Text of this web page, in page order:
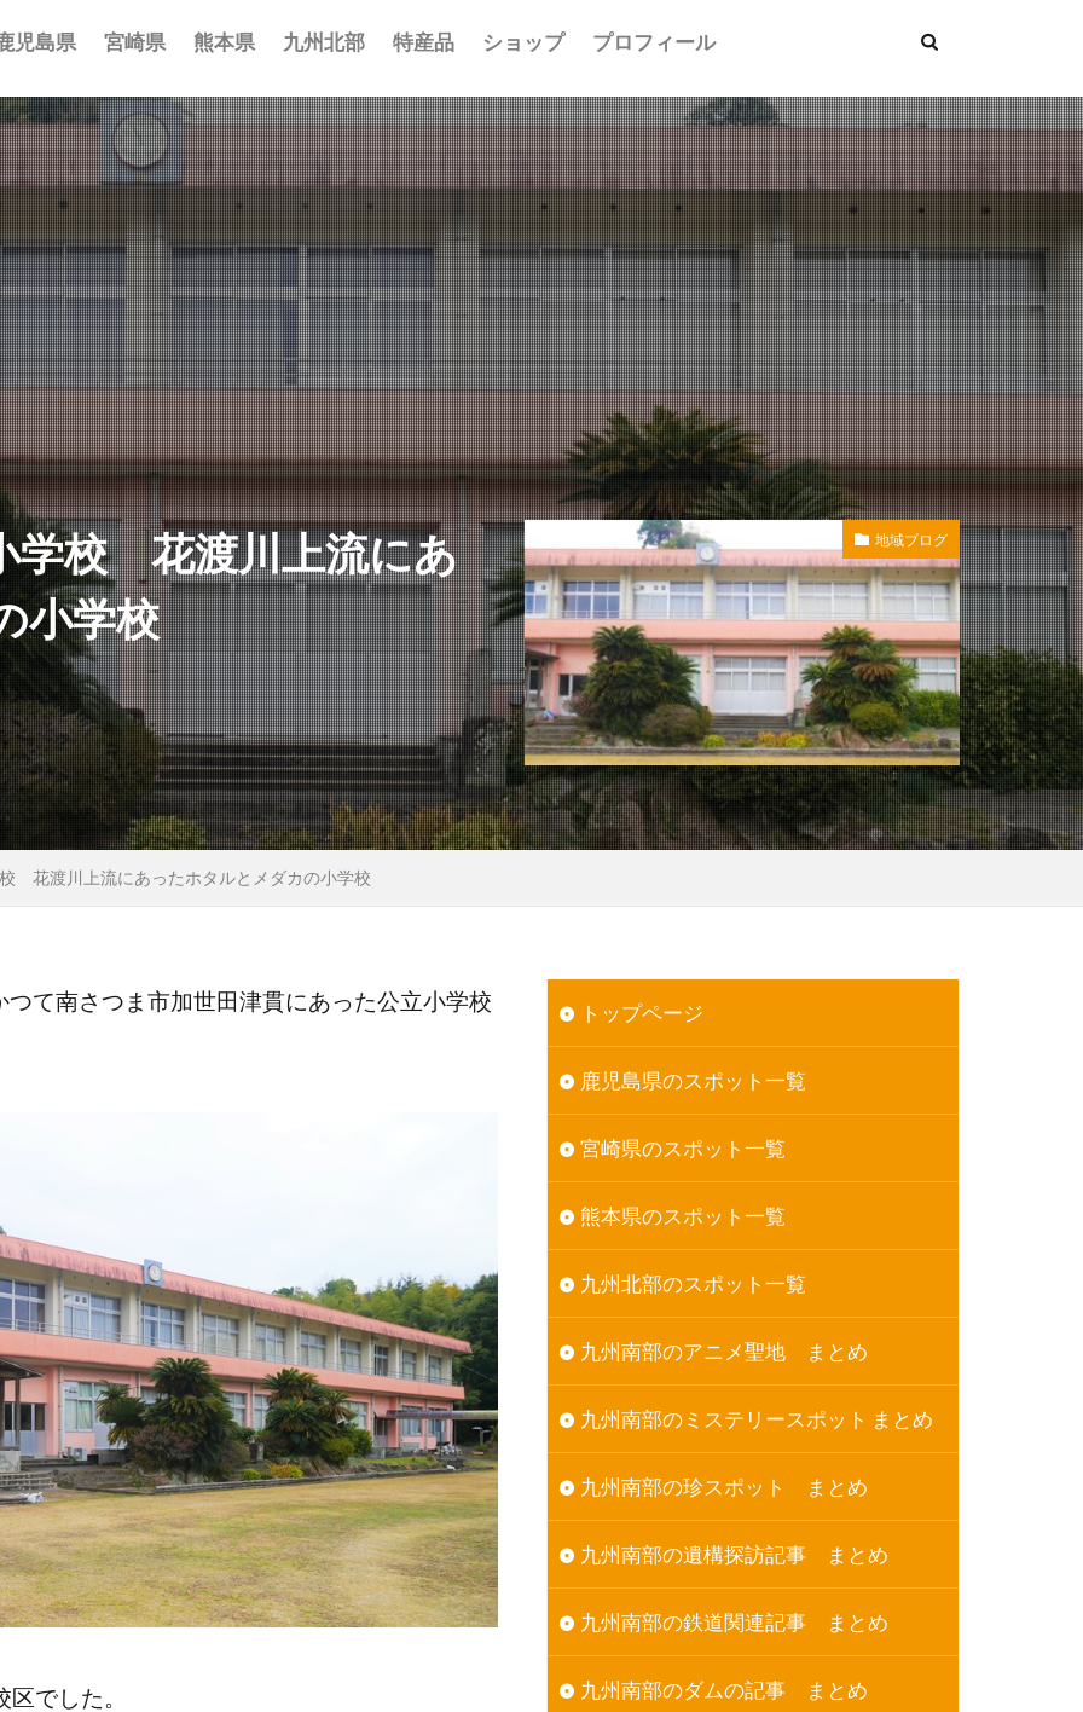
まとめ
ット まとめ
めとめ
とめ
め
覧
児島県 宮崎県 熊本県 九州北部 特産品 ショップ プロフィール
学校 花渡川上流にあ
小学校
地域ブログ
花渡川上流にあったホタルとメダカの小学校
て南さつま市加世田津貫にあった公立小学校
でした。
トップページ
鹿児島県のスポット一覧
宮崎県のスポット一覧
熊本県のスポット一覧
九州北部のスポット一覧
九州南部のアニメ聖地 まとめ
九州南部のミステリースポット まとめ
九州南部の珍スポット まとめ
九州南部の遺構探訪記事 まとめ
九州南部の鉄道関連記事 まとめ
九州南部のダムの記事 まとめ